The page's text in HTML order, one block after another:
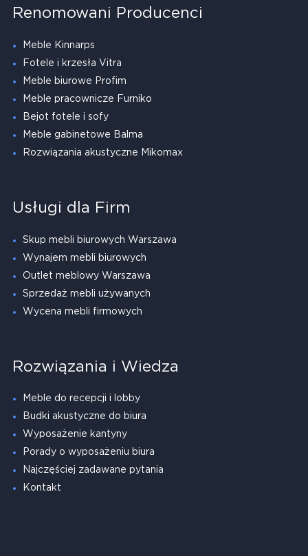
Renomowani Producenci
Meble Kinnarps
Fotele i krzesła Vitra
Meble biurowe Profim
Meble pracownicze Furniko
Bejot fotele i sofy
Meble gabinetowe Balma
Rozwiązania akustyczne Mikomax
Usługi dla Firm
Skup mebli biurowych Warszawa
Wynajem mebli biurowych
Outlet meblowy Warszawa
Sprzedaż mebli używanych
Wycena mebli firmowych
Rozwiązania i Wiedza
Meble do recepcji i lobby
Budki akustyczne do biura
Wyposażenie kantyny
Porady o wyposażeniu biura
Najczęściej zadawane pytania
Kontakt